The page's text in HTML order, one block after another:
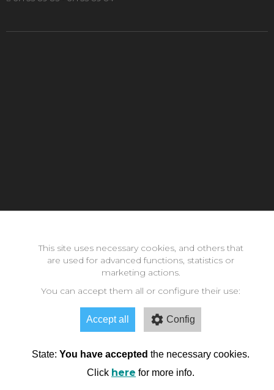
This site uses necessary cookies, and others that
are used for advanced functions, statistics or
marketing actions.
You can accept them all or configure their use:
Accept all Config
State: You have accepted the necessary cookies.
Click here for more info.
Copyright © 2026 neomode - IES Zaidín Vergeles - Granada -